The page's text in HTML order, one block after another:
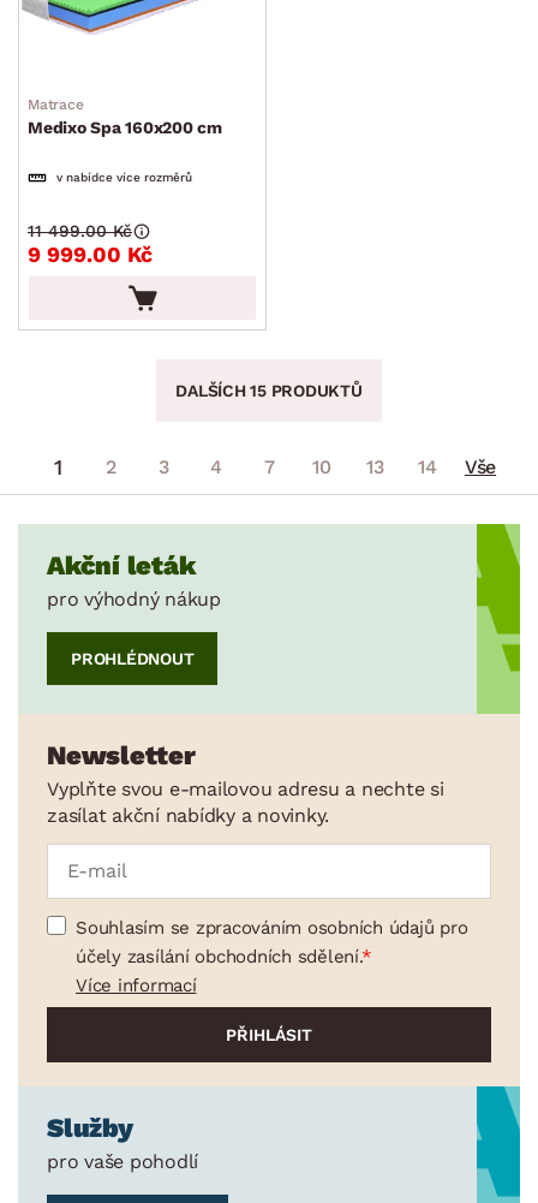
Matrace
Medixo Spa 160x200 cm
v nabídce více rozměrů
9 999.00 Kč
11 499.00 Kč
DALŠÍCH 15 PRODUKTŮ
1 2 3 4 7 10 13 14 Vše
Akční leták
pro výhodný nákup
PROHLÉDNOUT
Newsletter
Vyplňte svou e-mailovou adresu a nechte si
zasílat akční nabídky a novinky.
Souhlasím se zpracováním osobních údajů pro
účely zasílání obchodních sdělení.
Více informací
Služby
pro vaše pohodlí